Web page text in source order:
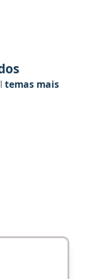
temas mais